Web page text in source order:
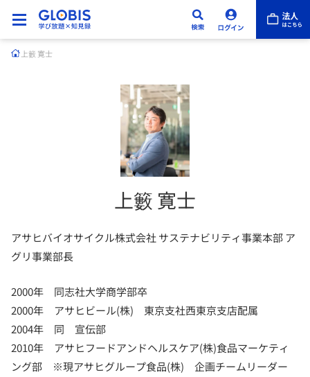
上籔 寛士
上籔 寛士
アサヒバイオサイクル株式会社 サステナビリティ事業本部 ア
グリ事業部長
2000年 同志社大学商学部卒
2000年 アサヒビール(株) 東京支社西東京支店配属
2004年 同 宣伝部
2010年 アサヒフードアンドヘルスケア(株)食品マーケティ
ング部 ※現アサヒグループ食品(株) 企画チームリーダー